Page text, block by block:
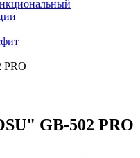
PRO
GB-502 PRO